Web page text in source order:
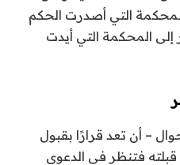
التي أصدرت الحكم
المحكمة التي أيدت
– أن تعد قرارًا بقبول
قبلته فتنظر في الدعوى